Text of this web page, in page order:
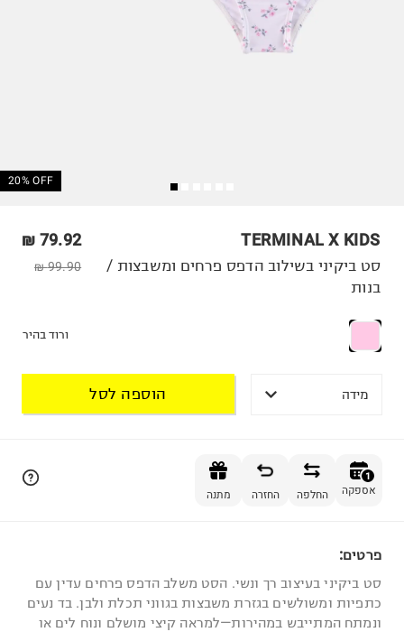
20% OFF
TERMINAL X KIDS
79.92 ₪
99.90 ₪
סט ביקיני בשילוב הדפס פרחים ומשבצות /
בנות
ורוד בהיר
מידה הוספה לסל
1
אספקה החלפה החזרה מתנה
פרטים:
סט ביקיני בעיצוב רך ונשי. הסט משלב הדפס פרחים עדין עם
כתפיות ומשולשים בגזרת משבצות בגווני תכלת ולבן. בד נעים
ונמתח המתייבש במהירות—למראה קיצי מושלם ונוח לים או